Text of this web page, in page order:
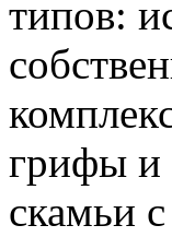
типов:
грифы и
скамьи